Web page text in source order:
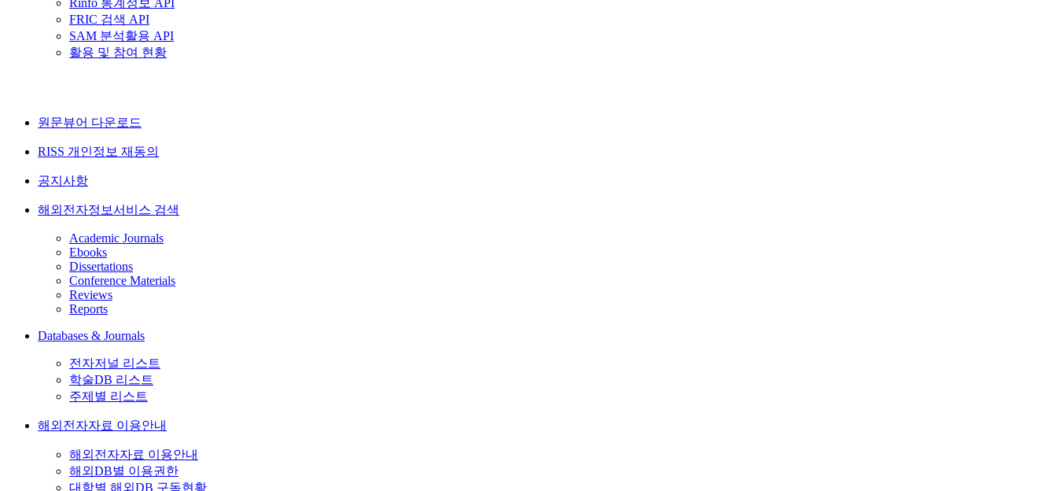
Rinfo 통계정보 API
FRIC 검색 API
SAM 분석활용 API
활용 및 참여 현황
원문뷰어 다운로드
RISS 개인정보 재동의
공지사항
해외전자정보서비스 검색
Academic Journals
Ebooks
Dissertations
Conference Materials
Reviews
Reports
Databases & Journals
전자저널 리스트
학술DB 리스트
주제별 리스트
해외전자자료 이용안내
해외전자자료 이용안내
해외DB별 이용권한
대학별 해외DB 구독현황